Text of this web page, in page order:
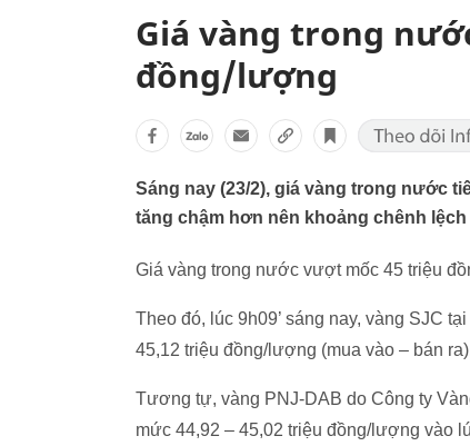
Giá vàng trong
đồng/lượng
Sáng nay (23/2), giá vàng trong nước
tăng chậm hơn nên khoảng chênh
Giá vàng trong nước vượt mốc 45 triệu
Theo đó, lúc 9h09’ sáng nay, vàng SJC
45,12 triệu đồng/lượng (mua vào – bán
Tương tự, vàng PNJ-DAB do Công ty
mức 44,92 – 45,02 triệu đồng/lượng vào